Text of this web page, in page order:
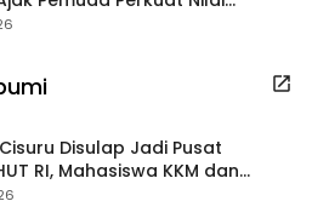
Disulap Jadi Pusat
RI, Mahasiswa KKM dan
Tenaga